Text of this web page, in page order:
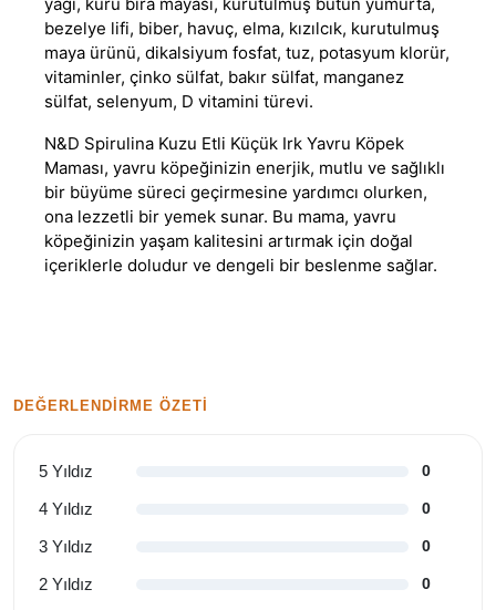
bezelye lifi, biber, havuç, elma, kızılcık, kurutulmuş
maya ürünü, dikalsiyum fosfat, tuz, potasyum klorür,
vitaminler, çinko sülfat, bakır sülfat, manganez
sülfat, selenyum, D vitamini türevi.
N&D Spirulina Kuzu Etli Küçük Irk Yavru Köpek
Maması, yavru köpeğinizin enerjik, mutlu ve sağlıklı
bir büyüme süreci geçirmesine yardımcı olurken,
ona lezzetli bir yemek sunar. Bu mama, yavru
köpeğinizin yaşam kalitesini artırmak için doğal
içeriklerle doludur ve dengeli bir beslenme sağlar.
DEĞERLENDIRME ÖZETI
5 Yıldız 0
4 Yıldız 0
3 Yıldız 0
2 Yıldız 0